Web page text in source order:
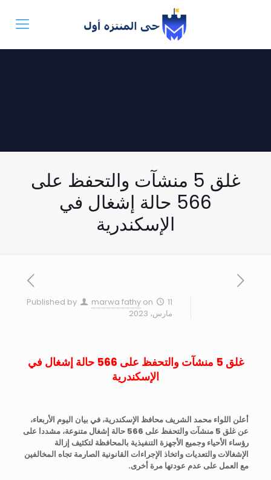
غلق 5 منشآت والتحفظ على
566 حالة إشغال في
الإسكندرية
Published by marwa fathy on
11
مارس، 2023
غلق 5 منشآت والتحفظ على 566 حالة إشغال في
الإسكندرية
أعلن اللواء محمد الشريف محافظ الإسكندرية، في بيان اليوم الأربعاء،
عن غلق 5 منشآت والتحفظ على 566 حالة إشغال متنوعة، مشددا على
رؤساء الأحياء وجميع الأجهزة التنفيذية بالمحافظة لتكثيف إزالة
الإشغالات والتعديات واتخاذ الإجراءات القانونية الصارمة تجاه المخالفين
مع العمل على عدم عودتها مرة أخرى.